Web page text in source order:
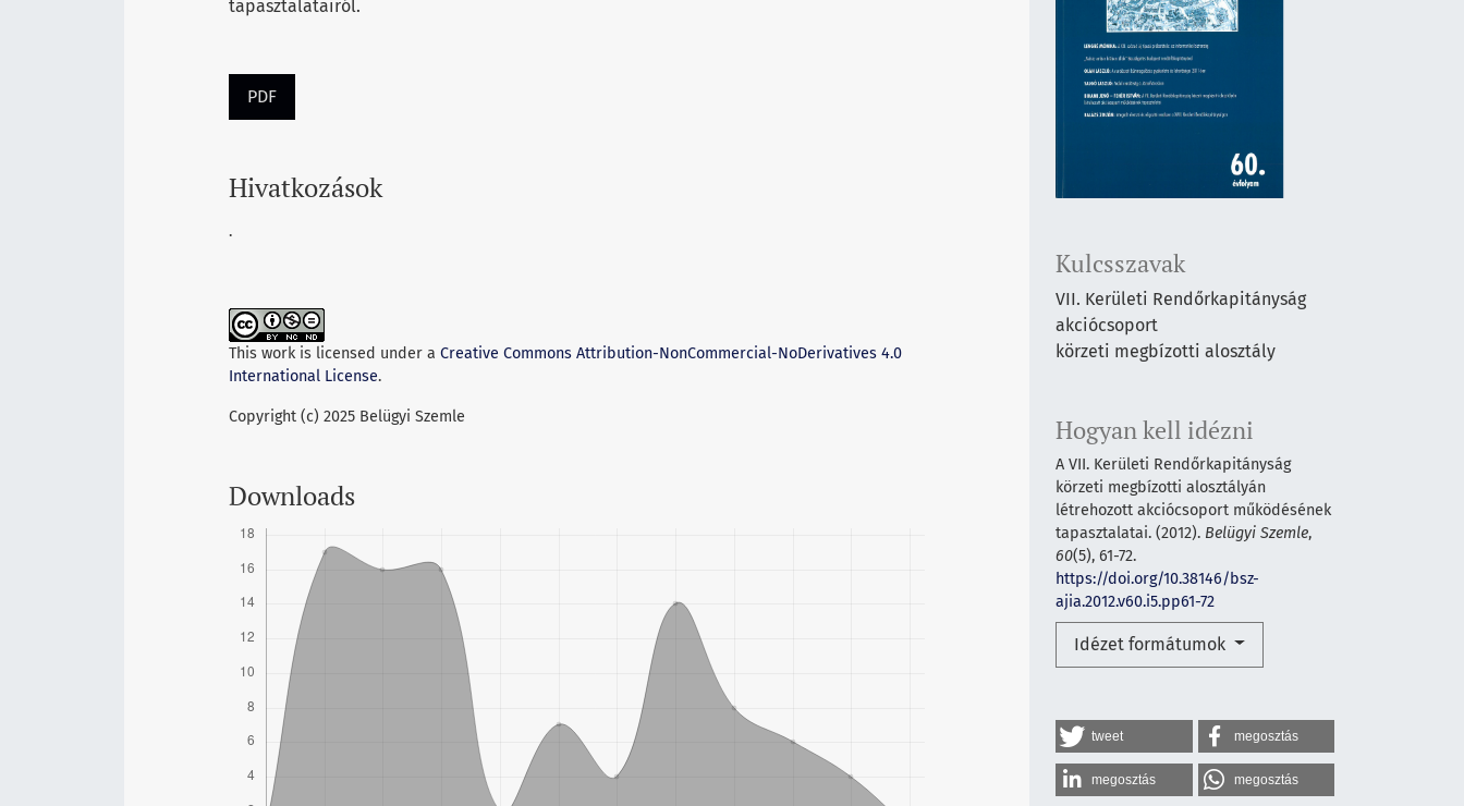
Kulcsszavak
VII. Kerületi Rendőrkapitányság
akciócsoport
körzeti megbízotti alosztály
Hogyan kell idézni
A VII. Kerületi Rendőrkapitányság
körzeti megbízotti alosztályán
létrehozott akciócsoport működésének
tapasztalatai. (2012). Belügyi Szemle,
60(5), 61-72.
https://doi.org/10.38146/bsz-
ajia.2012.v60.i5.pp61-72
Idézet formátumok
tweet megosztás
megosztás megosztás
tapasztalatairól.
PDF
Hivatkozások
.
This work is licensed under a Creative Commons Attribution-NonCommercial-NoDerivatives 4.0
International License.
Copyright (c) 2025 Belügyi Szemle
Downloads